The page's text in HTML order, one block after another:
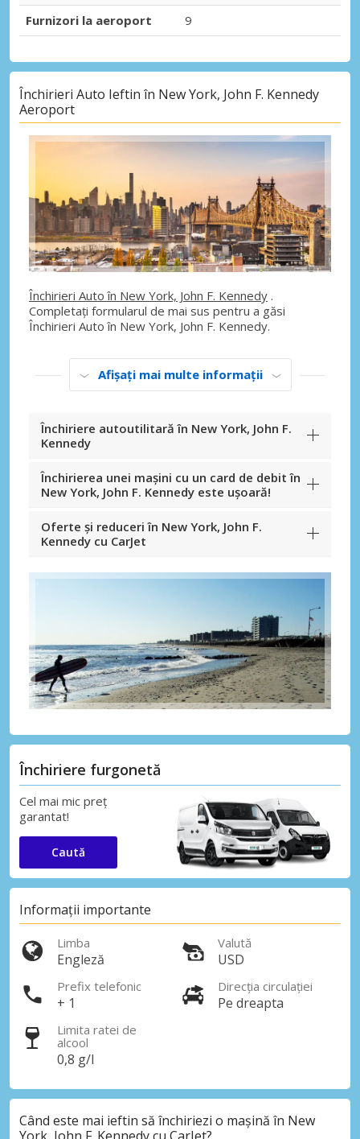
Furnizori la aeroport 9
Închirieri Auto Ieftin în New York, John F. Kennedy
Aeroport
Închirieri Auto în New York, John F. Kennedy .
Completați formularul de mai sus pentru a găsi
Închirieri Auto în New York, John F. Kennedy.
Afișați mai multe informații
Închiriere autoutilitară în New York, John F.
Kennedy
Închirierea unei mașini cu un card de debit în
New York, John F. Kennedy este ușoară!
Oferte și reduceri în New York, John F.
Kennedy cu CarJet
Închiriere furgonetă
Cel mai mic preț
garantat!
Caută
Informații importante
Limba
Engleză
Valută
USD
Prefix telefonic
+ 1
Direcția circulației
Pe dreapta
Limita ratei de
alcool
0,8 g/l
Când este mai ieftin să închiriezi o mașină în New